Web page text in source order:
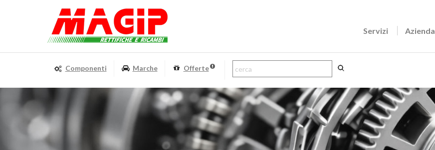
Servizi Azienda
Componenti Marche Offerte